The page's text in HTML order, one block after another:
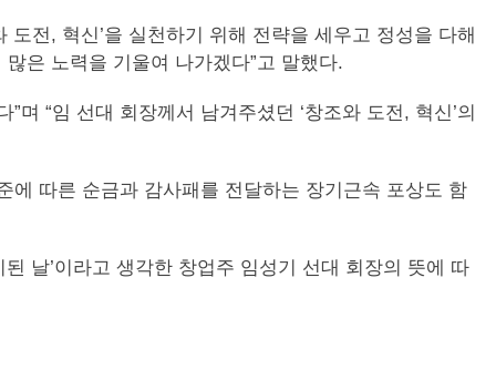
전, 혁신’을 실천하기 위해 전략을 세우고 정성을 다해
은 노력을 기울여 나가겠다”고 말했다.
“임 선대 회장께서 남겨주셨던 ‘창조와 도전, 혁신’의
에 따른 순금과 감사패를 전달하는 장기근속 포상도 함
날’이라고 생각한 창업주 임성기 선대 회장의 뜻에 따